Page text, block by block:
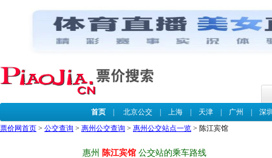
首页| 北京公交| 上海| 天津| 广州
深
票价网首页 > 公交查询 > 惠州公交查询 > 惠州公交站点一览 > 陈江宾馆
惠州 陈江宾馆 公交站的乘车路线